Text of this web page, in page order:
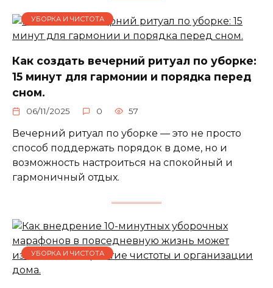
УБОРКА И ЧИСТОТА
Как создать вечерний ритуал по уборке:
15 минут для гармонии и порядка перед
сном.
06/11/2025 0 57
Вечерний ритуал по уборке — это не просто
способ поддержать порядок в доме, но и
возможность настроиться на спокойный и
гармоничный отдых.
УБОРКА И ЧИСТОТА